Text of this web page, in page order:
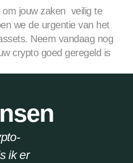
jouw zaken  veilig te
we de urgentie van het
Neem vandaag nog
crypto goed geregeld is
ik er